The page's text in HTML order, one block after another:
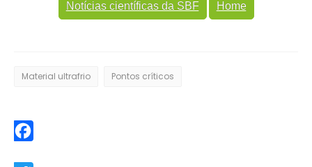
Notícias científicas da SBF Home
Material ultrafrio Pontos críticos